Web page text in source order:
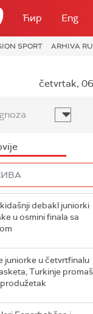
Ћир Eng
SPORT ARHIVA
četvrtak,
debakl juniorki
u osmini finala sa
juniorke u četvrtfinalu
Turkinje